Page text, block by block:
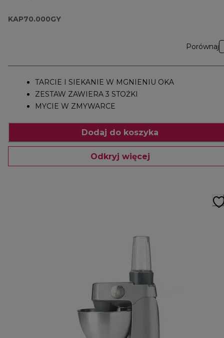
KAP70.000GY
Porównaj
TARCIE I SIEKANIE W MGNIENIU OKA
ZESTAW ZAWIERA 3 STOŻKI
MYCIE W ZMYWARCE
Dodaj do koszyka
Odkryj więcej